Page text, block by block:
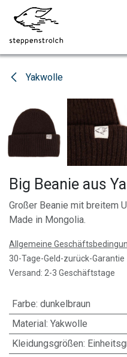
Zum Inhalt springen
Yakwolle
Big Beanie aus
Großer Beanie mit breitem
Made in Mongolia.
Allgemeine
30-Tage-Geld-zurück-Garantie
Versand: 2-3 Geschäftstage
Farbe: dunkelbraun
Material: Yakwolle
Kleidungsgrößen: